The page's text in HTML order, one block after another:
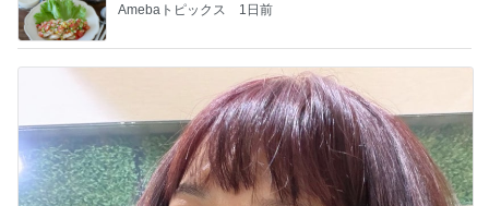
Amebaトピックス 1日前